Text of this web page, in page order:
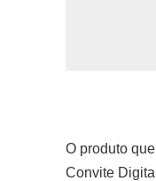
O produto
Convite